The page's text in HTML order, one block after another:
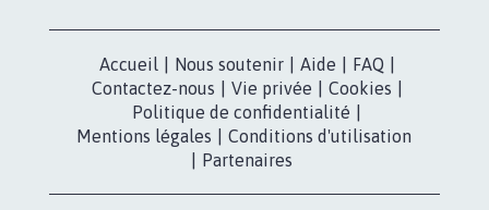
Accueil Nous soutenir Aide FAQ
Contactez-nous
Vie privée Cookies
Politique de confidentialité
Mentions légales
Conditions d'utilisation
Partenaires